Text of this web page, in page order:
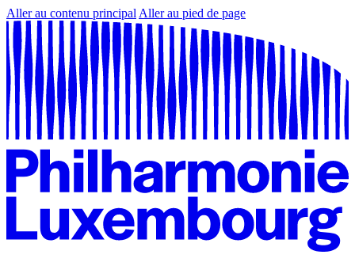
Aller au contenu principal Aller au pied de page